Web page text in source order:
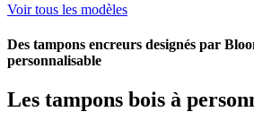
Voir tous les modèles
Des tampons encreurs designés par
personnalisable
Les tampons bois à